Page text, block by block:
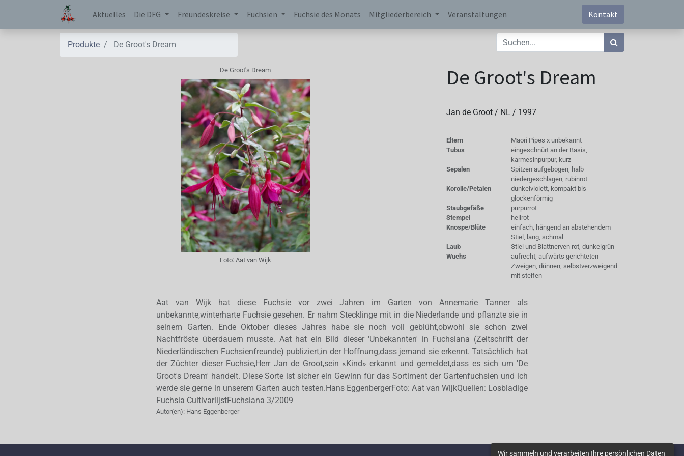
Aktuelles Die DFG Freundeskreise Fuchsien Fuchsie des Monats Mitgliederbereich Veranstaltungen Kontakt
Produkte De Groot's Dream
De Groot's Dream
Foto: Aat van Wijk
De Groot's Dream
Jan de Groot / NL / 1997
Eltern
Maori Pipes x unbekannt
Tubus
eingeschnürt an der Basis,
karmesinpurpur, kurz
Sepalen
Spitzen aufgebogen, halb
niedergeschlagen, rubinrot
Korolle/Petalen
dunkelviolett, kompakt bis
glockenförmig
Staubgefäße
purpurrot
Stempel
hellrot
Knospe/Blüte
einfach, hängend an abstehendem
Stiel, lang, schmal
Laub
Stiel und Blattnerven rot, dunkelgrün
Wuchs
aufrecht, aufwärts gerichteten
Zweigen, dünnen, selbstverzweigend
mit steifen
Aat van Wijk hat diese Fuchsie vor zwei Jahren im Garten von Annemarie Tanner als
unbekannte,winterharte Fuchsie gesehen. Er nahm Stecklinge mit in die Niederlande und pflanzte sie in
seinem Garten. Ende Oktober dieses Jahres habe sie noch voll geblüht,obwohl sie schon zwei
Nachtfröste überdauern musste. Aat hat ein Bild dieser 'Unbekannten' in Fuchsiana (Zeitschrift der
Niederländischen Fuchsienfreunde) publiziert,in der Hoffnung,dass jemand sie erkennt. Tatsächlich hat
der Züchter dieser Fuchsie,Herr Jan de Groot,sein «Kind» erkannt und gemeldet,dass es sich um 'De
Groot's Dream' handelt. Diese Sorte ist sicher ein Gewinn für das Sortiment der Gartenfuchsien und ich
werde sie gerne in unserem Garten auch testen.Hans EggenbergerFoto: Aat van WijkQuellen: Losbladige
Fuchsia CultivarlijstFuchsiana 3/2009
Autor(en): Hans Eggenberger
Wir sammeln und verarbeiten Ihre persönlichen Daten